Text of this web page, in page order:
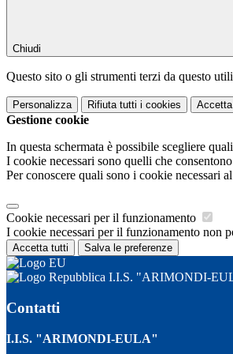
Chiudi
Questo sito o gli strumenti terzi da questo
Personalizza Rifiuta tutti i cookies
Gestione cookie
In questa schermata è possibile scegliere
I cookie necessari sono quelli che
Per conoscere quali sono i cookie necessari
Cookie necessari per il funzionamento
I cookie necessari per il funzionamento non
Accetta tutti Salva le preferenze
I.I.S. "ARIMONDI-
Contatti
I.I.S. "ARIMONDI-EULA"